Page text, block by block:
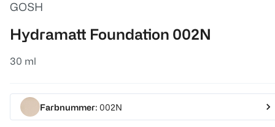
GOSH
Hydramatt Foundation 002N
30 ml
Farbnummer: 002N